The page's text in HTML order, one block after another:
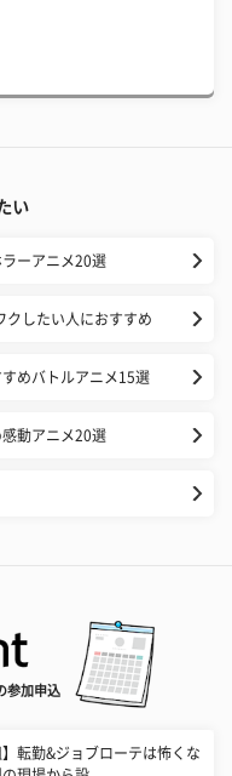
い
ラーアニメ20選
クしたい人におすすめ
めバトルアニメ15選
動アニメ20選
参加申込
】転勤&ジョブローテは怖くな